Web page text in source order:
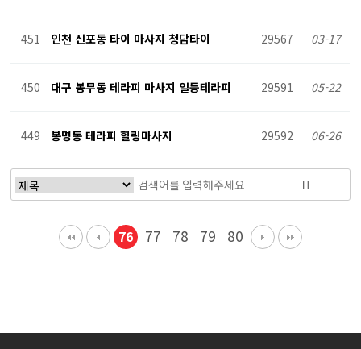
451 인천 신포동 타이 마사지 청담타이 29567 03-17
450 대구 봉무동 테라피 마사지 일등테라피 29591 05-22
449 봉명동 테라피 힐링마사지 29592 06-26
76 77 78 79 80